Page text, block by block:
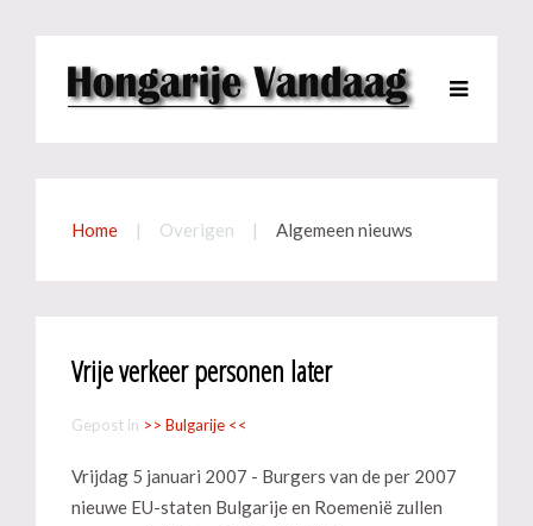
Home Overigen Algemeen nieuws
Vrije verkeer personen later
Gepost in >> Bulgarije <<
Vrijdag 5 januari 2007 - Burgers van de per 2007
nieuwe EU-staten Bulgarije en Roemenië zullen